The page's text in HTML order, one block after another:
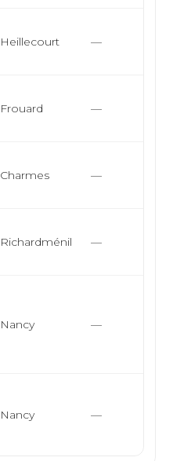
Heillecourt —
Frouard —
Charmes —
Richardménil —
Nancy —
Nancy —